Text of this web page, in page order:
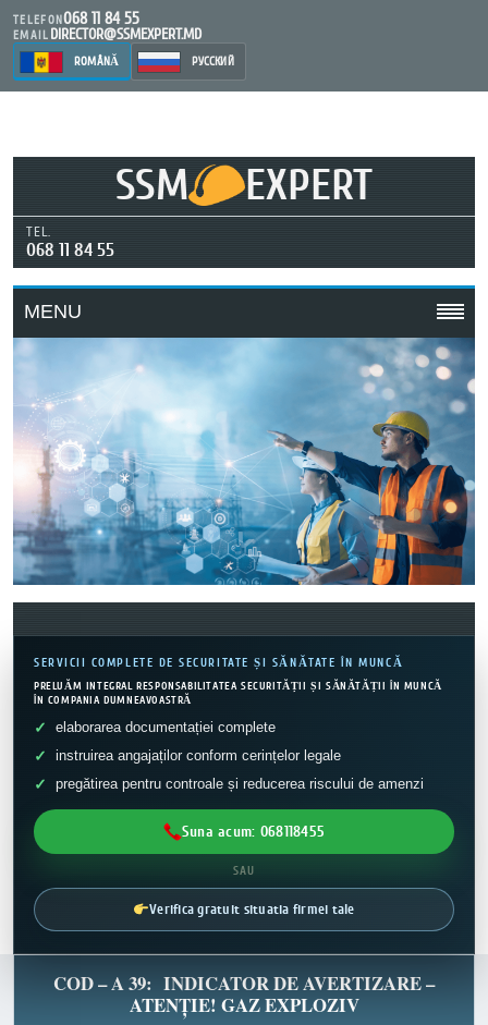
TELEFON068 11 84 55
EMAIL DIRECTOR@SSMEXPERT.MD
ROMÂNĂ РУССКИЙ
SSM EXPERT
TEL.
068 11 84 55
MENU
SERVICII COMPLETE DE SECURITATE ȘI SĂNĂTATE ÎN MUNCĂ
PRELUĂM INTEGRAL RESPONSABILITATEA SECURITĂȚII ȘI SĂNĂTĂȚII ÎN MUNCĂ
ÎN COMPANIA DUMNEAVOASTRĂ
elaborarea documentației complete
instruirea angajaților conform cerințelor legale
pregătirea pentru controale și reducerea riscului de amenzi
Suna acum: 068118455
SAU
Verifica gratuit situatia firmei tale
COD – A 39: INDICATOR DE AVERTIZARE –
ATENȚIE! GAZ EXPLOZIV